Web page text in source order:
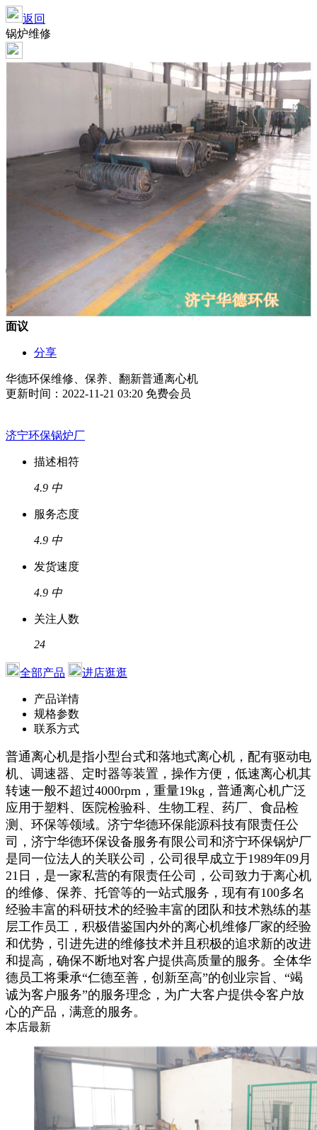
返回
锅炉维修
面议
分享
华德环保维修、保养、翻新普通离心机
更新时间：2022-11-21 03:20 免费会员
济宁环保锅炉厂
描述相符
4.9 中
服务态度
4.9 中
发货速度
4.9 中
关注人数
24
全部产品 进店逛逛
产品详情
规格参数
联系方式
普通离心机是指小型台式和落地式离心机，配有驱动电
机、调速器、定时器等装置，操作方便，低速离心机其
转速一般不超过4000rpm，重量19kg，普通离心机广泛
应用于塑料、医院检验科、生物工程、药厂、食品检
测、环保等领域。济宁华德环保能源科技有限责任公
司，济宁华德环保设备服务有限公司和济宁环保锅炉厂
是同一位法人的关联公司，公司很早成立于1989年09月
21日，是一家私营的有限责任公司，公司致力于离心机
的维修、保养、托管等的一站式服务，现有有100多名
经验丰富的科研技术的经验丰富的团队和技术熟练的基
层工作员工，积极借鉴国内外的离心机维修厂家的经验
和优势，引进先进的维修技术并且积极的追求新的改进
和提高，确保不断地对客户提供高质量的服务。全体华
德员工将秉承“仁德至善，创新至高”的创业宗旨、“竭
诚为客户服务”的服务理念，为广大客户提供令客户放
心的产品，满意的服务。
本店最新